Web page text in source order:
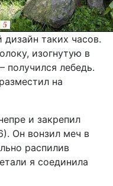
таких часов.
изогнутую в
лебедь.
на
и закрепил
Он вонзил меч в
распилив
я соединила